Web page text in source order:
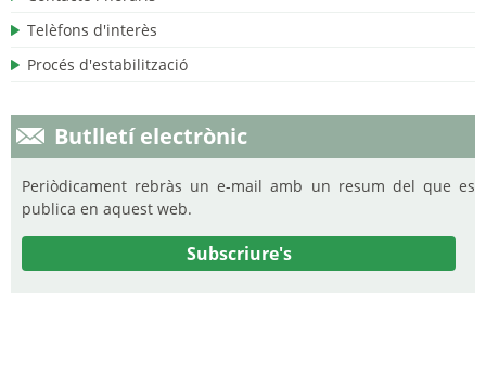
Telèfons d'interès
Procés d'estabilització
Butlletí electrònic
Periòdicament rebràs un e-mail amb un resum del que es
publica en aquest web.
Subscriure's